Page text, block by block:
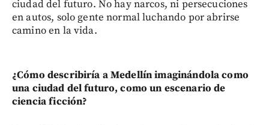
ciudad del futuro. No hay narcos, ni persecuciones
en autos, solo gente normal luchando por abrirse
camino en la vida.
¿Cómo describiría a Medellín imaginándola como
una ciudad del futuro, como un escenario de
ciencia ficción?